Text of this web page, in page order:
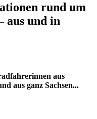
rund um
aus und in
aus
aus ganz Sachsen...